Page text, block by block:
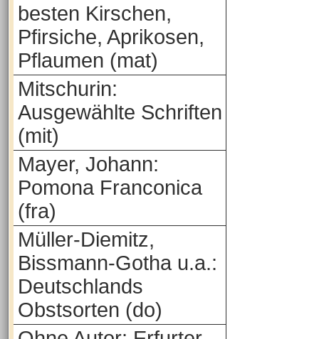
besten Kirschen,
Pfirsiche, Aprikosen,
Pflaumen (mat)
Mitschurin:
Ausgewählte Schriften
(mit)
Mayer, Johann:
Pomona Franconica
(fra)
Müller-Diemitz,
Bissmann-Gotha u.a.:
Deutschlands
Obstsorten (do)